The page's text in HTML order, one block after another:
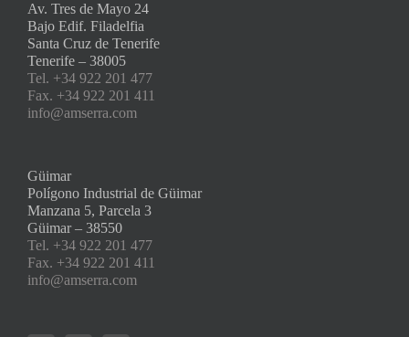
Av. Tres de Mayo 24
Bajo Edif. Filadelfia
Santa Cruz de Tenerife
Tenerife – 38005
Tel. +34 922 201 477
Fax. +34 922 201 411
info@amserra.com
Güimar
Polígono Industrial de Güimar
Manzana 5, Parcela 3
Güimar – 38550
Tel. +34 922 201 477
Fax. +34 922 201 411
info@amserra.com